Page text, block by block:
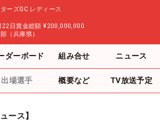
ーズGC レディース
22日賞金総額 ¥200,000,000
（兵庫県）
ダーボード 組み合せ ニュース
出場選手 概要など TV放送予定
ース】